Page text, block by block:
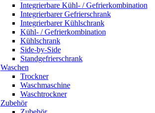
Integrierbare Kühl- / Gefrierkombination
Integrierbarer Gefrierschrank
Integrierbarer Kühlschrank
Kühl- / Gefrierkombination
Kühlschrank
Side-by-Side
Standgefrierschrank
Waschen
Trockner
Waschmaschine
Waschtrockner
Zubehör